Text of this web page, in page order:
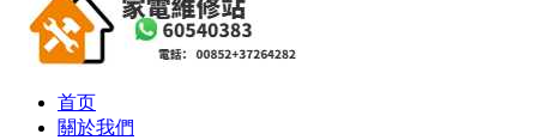
首页
關於我們